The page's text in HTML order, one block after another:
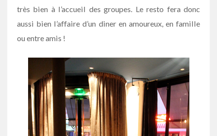
très bien à l’accueil des groupes. Le resto fera donc
aussi bien l’affaire d’un diner en amoureux, en famille
ou entre amis !